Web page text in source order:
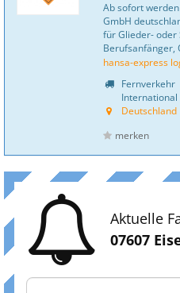
Ab sofort
GmbH
für Glieder- oder
Berufsanfänger,
hansa-express
Fernverkehr
International
Deutschland
merken
Aktuelle
07607